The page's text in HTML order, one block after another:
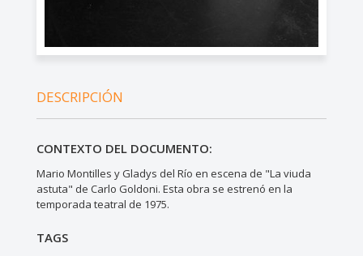
DESCRIPCIÓN
CONTEXTO DEL DOCUMENTO:
Mario Montilles y Gladys del Río en escena de "La viuda
astuta" de Carlo Goldoni. Esta obra se estrenó en la
temporada teatral de 1975.
TAGS